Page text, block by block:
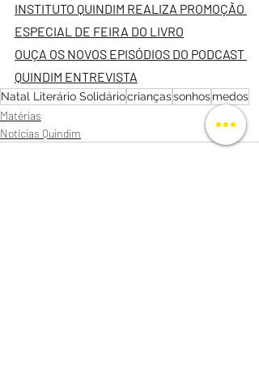
INSTITUTO QUINDIM REALIZA PROMOÇÃO
ESPECIAL DE FEIRA DO LIVRO
OUÇA OS NOVOS EPISÓDIOS DO PODCAST
QUINDIM ENTREVISTA
Natal Literário Solidáriocriançassonhosmedos
Matérias
Notícias Quindim